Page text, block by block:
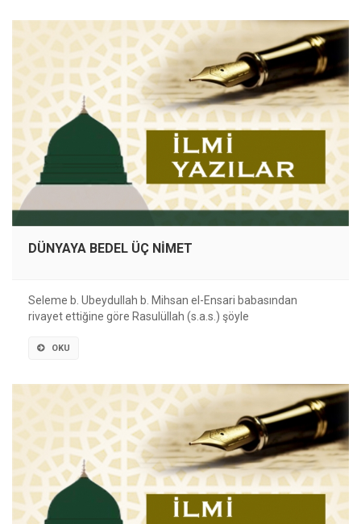
DÜNYAYA BEDEL ÜÇ NİMET
Seleme b. Ubeydullah b. Mihsan el-Ensari babasından
rivayet ettiğine göre Rasulüllah (s.a.s.) şöyle
OKU